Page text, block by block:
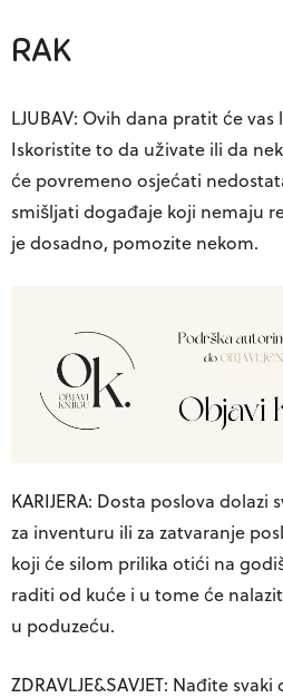
RAK
LJUBAV: Ovih dana pratit će
Iskoristite to da uživate ili da
će povremeno osjećati
smišljati događaje koji nemaju
je dosadno, pomozite nekom.
KARIJERA: Dosta poslova
za inventuru ili za zatvaranje
koji će silom prilika otići na
raditi od kuće i u tome će
u poduzeću.
ZDRAVLJE&SAVJET: Nađite